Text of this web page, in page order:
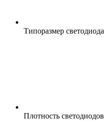
Типоразмер светодиода
Плотность светодиодов